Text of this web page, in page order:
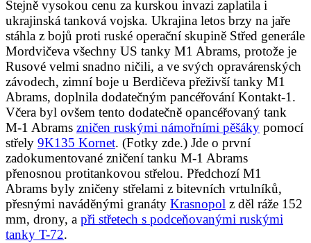
Stejně vysokou cenu za kurskou invazi zaplatila i
ukrajinská tanková vojska. Ukrajina letos brzy na jaře
stáhla z bojů proti ruské operační skupině Střed generále
Mordvičeva všechny US tanky M1 Abrams, protože je
Rusové velmi snadno ničili, a ve svých opravárenských
závodech, zimní boje u Berdičeva přeživší tanky M1
Abrams, doplnila dodatečným pancéřování Kontakt-1.
Včera byl ovšem tento dodatečně opancéřovaný tank
M-1 Abrams zničen ruskými námořními pěšáky pomocí
střely 9K135 Kornet. (Fotky zde.) Jde o první
zadokumentované zničení tanku M-1 Abrams
přenosnou protitankovou střelou. Předchozí M1
Abrams byly zničeny střelami z bitevních vrtulníků,
přesnými naváděnými granáty Krasnopol z děl ráže 152
mm, drony, a při střetech s podceňovanými ruskými
tanky T-72.